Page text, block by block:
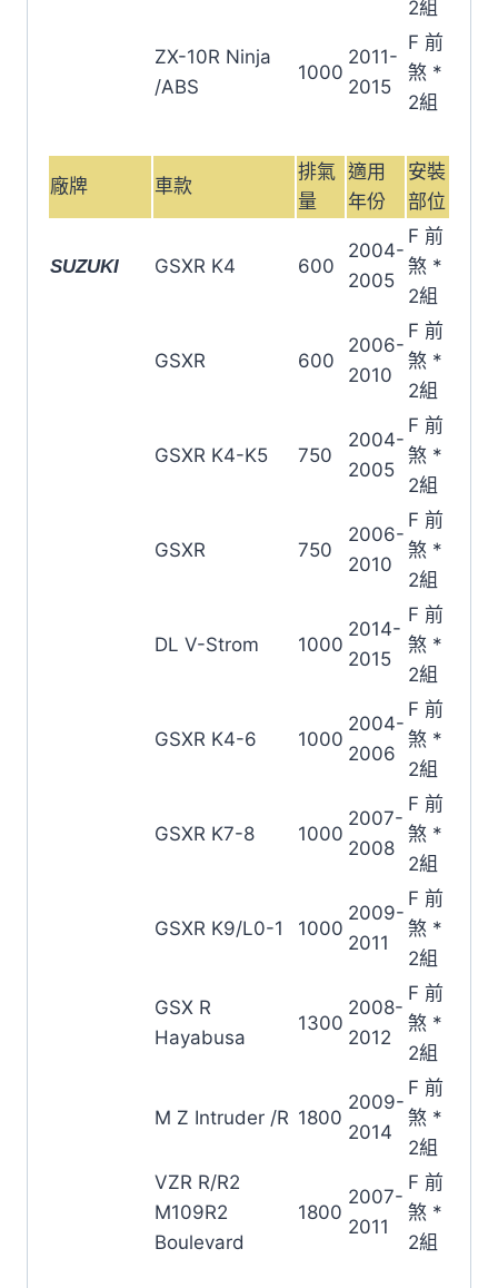
2組
ZX-10R Ninja
/ABS
1000
2011-
2015
F 前
煞 *
2組
廠牌 車款
排氣
量
適用
年份
安裝
部位
SUZUKI GSXR K4 600
2004-
2005
F 前
煞 *
2組
GSXR 600
2006-
2010
F 前
煞 *
2組
GSXR K4-K5 750
2004-
2005
F 前
煞 *
2組
GSXR 750
2006-
2010
F 前
煞 *
2組
DL V-Strom 1000
2014-
2015
F 前
煞 *
2組
GSXR K4-6 1000
2004-
2006
F 前
煞 *
2組
GSXR K7-8 1000
2007-
2008
F 前
煞 *
2組
GSXR K9/L0-1 1000
2009-
2011
F 前
煞 *
2組
GSX R
Hayabusa
1300
2008-
2012
F 前
煞 *
2組
M Z Intruder /R 1800
2009-
2014
F 前
煞 *
2組
VZR R/R2
M109R2
Boulevard
1800
2007-
2011
F 前
煞 *
2組